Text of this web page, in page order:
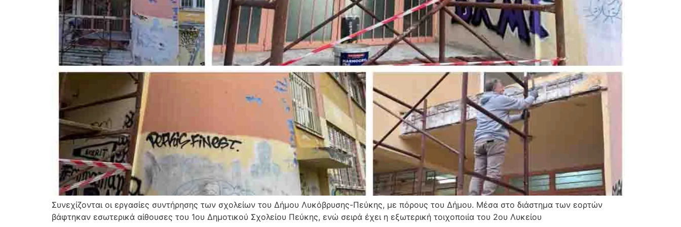
Συνεχίζονται οι εργασίες συντήρησης των σχολείων του Δήμου Λυκόβρυσης-Πεύκης, με πόρους του Δήμου. Μέσα στο διάστημα των εορτών
βάφτηκαν εσωτερικά αίθουσες του 1ου Δημοτικού Σχολείου Πεύκης, ενώ σειρά έχει η εξωτερική τοιχοποιία του 2ου Λυκείου